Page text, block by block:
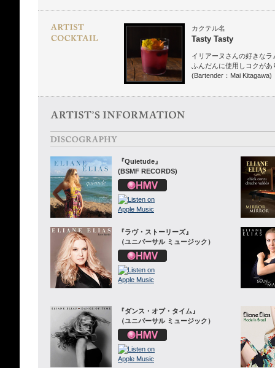
カクテル名
Tasty Tasty
イリアーヌさんの好きな
ふんだんに使用しコクが
(Bartender：Mai Kitagawa)
『Quietude』
(BSMF RECORDS)
『ラヴ・ストーリーズ』
（ユニバーサル ミュージック）
『ダンス・オブ・タイム』
（ユニバーサル ミュージック）